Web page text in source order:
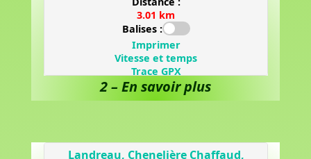
2 – En savoir plus